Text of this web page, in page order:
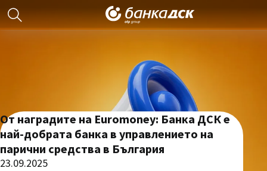
От наградите на Euromoney: Банка ДСК е
най-добрата банка в управлението на
парични средства в България
23.09.2025